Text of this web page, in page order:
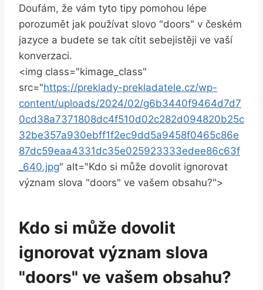
Doufám, že vám tyto tipy pomohou lépe
porozumět jak používat⁣ slovo⁤ "doors" v českém
jazyce a budete ‌se tak cítit ‌sebejistěji ve ⁢vaší
konverzaci.
<img ​class="kimage_class"
src="https://preklady-prekladatele.cz/wp-
content/uploads/2024/02/g6b3440f9464d7d7
0cd38a7371808dc4f510d02c282d094820b25c
32be357a930ebff1f2ec9dd5a9458f0465c86e
87dc59eaa4331dc35e025923333edee86c63f
_640.jpg" alt="Kdo si může⁢ dovolit ignorovat
význam slova "doors" ve vašem obsahu?">
Kdo si ⁣může‌ dovolit
ignorovat význam slova
"doors" ve vašem ⁣obsahu?